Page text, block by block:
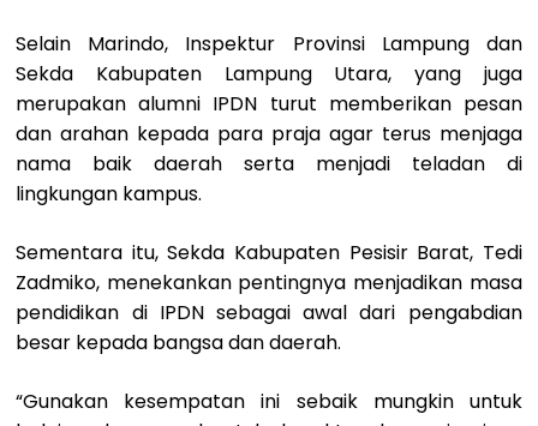
Selain Marindo, Inspektur Provinsi Lampung dan
Sekda Kabupaten Lampung Utara, yang juga
merupakan alumni IPDN turut memberikan pesan
dan arahan kepada para praja agar terus menjaga
nama baik daerah serta menjadi teladan di
lingkungan kampus.
Sementara itu, Sekda Kabupaten Pesisir Barat, Tedi
Zadmiko, menekankan pentingnya menjadikan masa
pendidikan di IPDN sebagai awal dari pengabdian
besar kepada bangsa dan daerah.
“Gunakan kesempatan ini sebaik mungkin untuk